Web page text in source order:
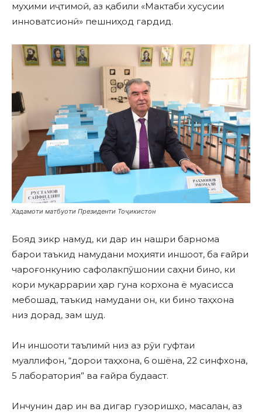
муҳими иҷтимоӣ, аз қабили «Мактаби хусусии
инноватсионӣ» пешниҳод гардид.
Хадамоти матбуоти Президенти Тоҷикистон
Бояд зикр намуд, ки дар ин нашри барнома
барои таъкид намудани моҳияти иншоот, ба ғайри
чароғонкунию сафолакпӯшонии саҳни бино, ки
кори муқаррарии ҳар гуна корхона ё муасисса
мебошад, таъкид намудани он, ки бино таҳхона
низ дорад, зам шуд.
Ин иншооти таълимӣ низ аз рӯи гуфтаи
муаллифон, “дорои таҳхона, 6 ошёна, 22 синфхона,
5 лаборатория” ва ғайра будааст.
Инчунин дар ин ва дигар гузоришҳо, масалан, аз